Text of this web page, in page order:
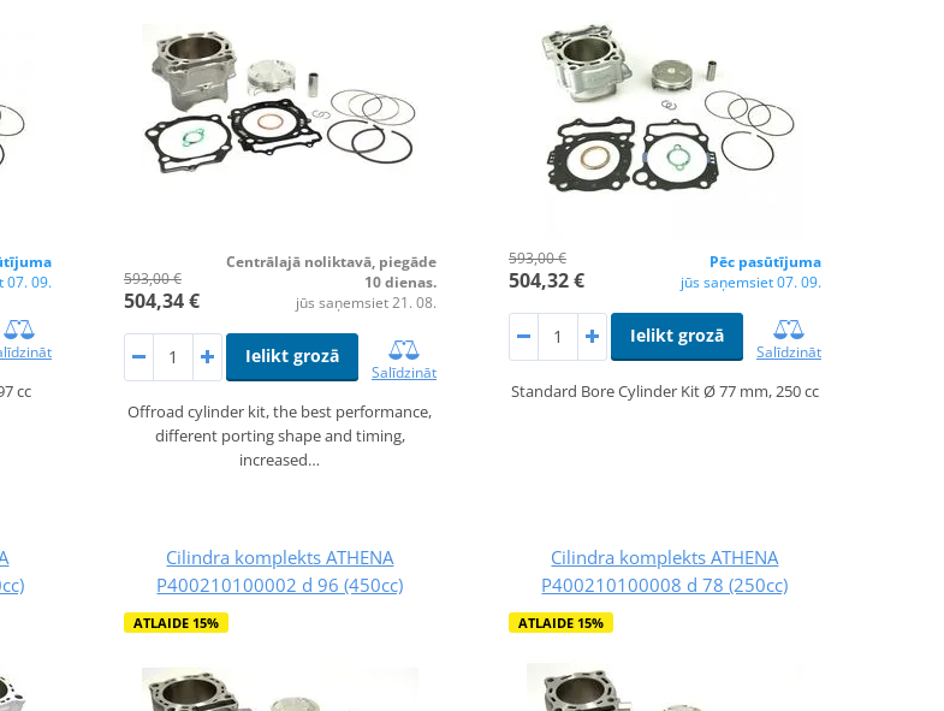
07. 09.
cc
593,00 €
504,34 €
Centrālajā noliktavā, piegāde
10 dienas.
jūs saņemsiet 21. 08.
Ielikt grozā
Salīdzināt
Offroad cylinder kit, the best performance,
different porting shape and timing,
increased…
593,00 €
504,32 €
Pēc pasūtījuma
jūs saņemsiet 07. 09.
Ielikt grozā
Salīdzināt
Standard Bore Cylinder Kit Ø 77 mm, 250 cc
Cilindra komplekts ATHENA
P400210100002 d 96 (450cc)
ATLAIDE 15%
Cilindra komplekts ATHENA
P400210100008 d 78 (250cc)
ATLAIDE 15%